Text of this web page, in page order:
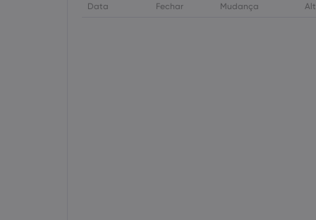
Data Fechar Mudança